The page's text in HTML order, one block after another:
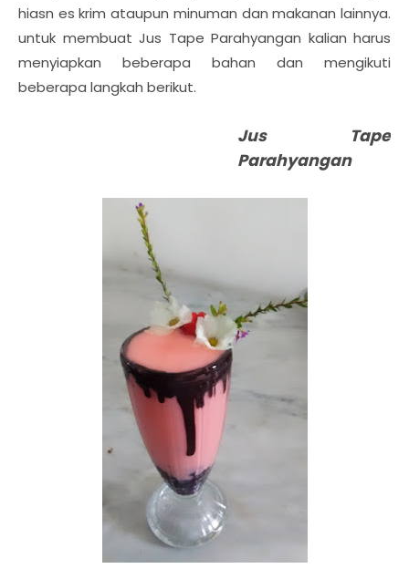
hiasn es krim ataupun minuman dan makanan lainnya.
untuk membuat Jus Tape Parahyangan kalian harus
menyiapkan beberapa bahan dan mengikuti
beberapa langkah berikut.
Jus Tape
Parahyangan